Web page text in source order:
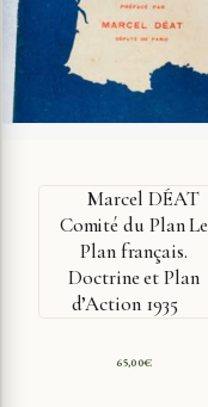
Marcel DÉAT
Comité du Plan Le
Plan français.
Doctrine et Plan
d’Action 1935
65,00€